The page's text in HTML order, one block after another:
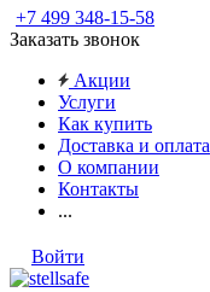
+7 499 348-15-58
Заказать звонок
Акции
Услуги
Как купить
Доставка и оплата
О компании
Контакты
...
Войти